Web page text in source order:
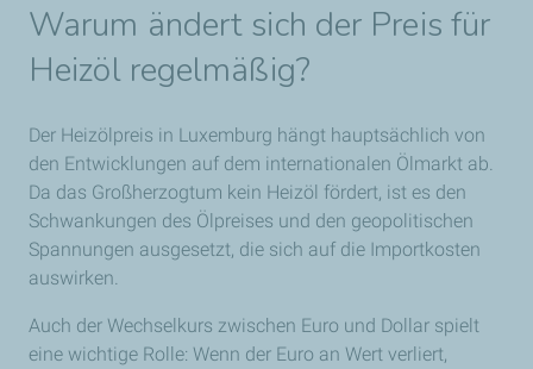
Warum ändert sich der Preis für
Heizöl regelmäßig?
Der Heizölpreis in Luxemburg hängt hauptsächlich von
den Entwicklungen auf dem internationalen Ölmarkt ab.
Da das Großherzogtum kein Heizöl fördert, ist es den
Schwankungen des Ölpreises und den geopolitischen
Spannungen ausgesetzt, die sich auf die Importkosten
auswirken.
Auch der Wechselkurs zwischen Euro und Dollar spielt
eine wichtige Rolle: Wenn der Euro an Wert verliert,